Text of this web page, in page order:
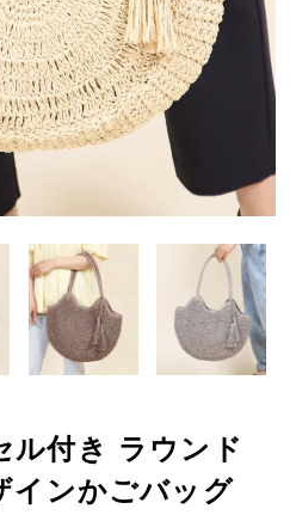
付き ラウンド
ンかごバッグ